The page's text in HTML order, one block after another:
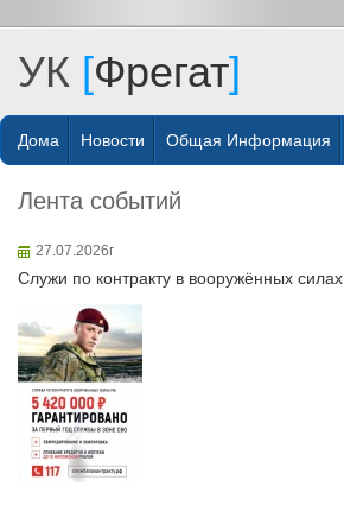
УК [Фрегат]
Дома Новости Общая Информация
Лента событий
27.07.2026г
Служи по контракту в вооружённых силах.